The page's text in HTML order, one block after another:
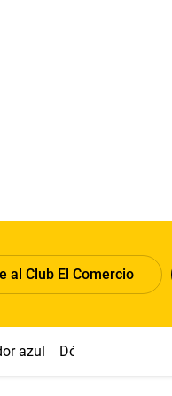
al Club El Comercio
azul Dólar